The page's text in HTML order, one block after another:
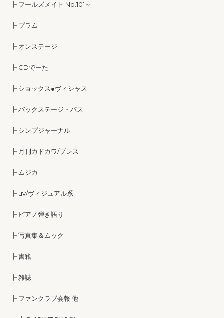
┣ フールズメイト No.101～
┣ プラム
┣ オンステージ
┣ CDでーた
┣ ショックス●ヴィシャス
┣ バックステージ・パス
┣ シンプジャーナル
┣ 月刊カドカワ/ブレス
┣ ムジカ
┣ uv/ヴィジュアル系
┣ ピアノ弾き語り
┣ 写真集＆ムック
┣ 書籍
┣ 雑誌
┣ ファンクラブ会報 他